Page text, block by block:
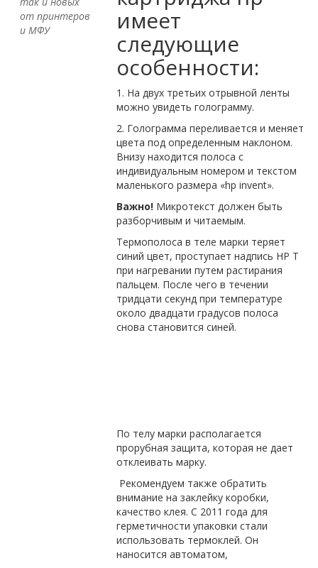
от принтеров
и МФУ
имеет
следующие
особенности:
1. На двух третьих отрывной ленты
можно увидеть голограмму.
2. Голограмма переливается и меняет
цвета под определенным наклоном.
Внизу находится полоса с
индивидуальным номером и текстом
маленького размера «hp invent».
Важно! Микротекст должен быть
разборчивым и читаемым.
Термополоса в теле марки теряет
синий цвет, проступает надпись HP T
при нагревании путем растирания
пальцем. После чего в течении
тридцати секунд при температуре
около двадцати градусов полоса
снова становится синей.
По телу марки располагается
прорубная защита, которая не дает
отклеивать марку.
Рекомендуем также обратить
внимание на заклейку коробки,
качество клея. С 2011 года для
герметичности упаковки стали
использовать термоклей. Он
наносится автоматом,